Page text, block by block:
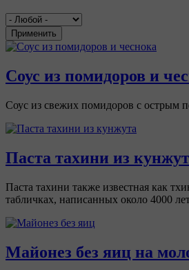
Применить
Соус из помидоров и
Соус из свежих помидоров с острым
Паста тахини из
Паста тахини также известная как
табличках, написанных около 4000
Майонез без яиц на